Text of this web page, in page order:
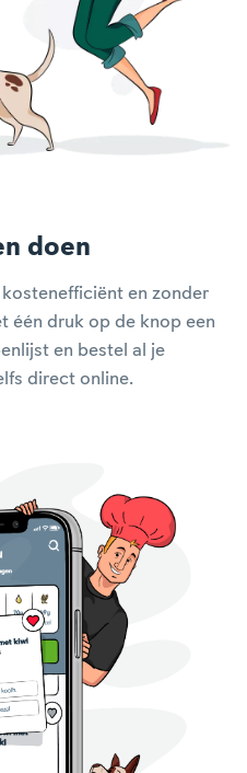
doen
en zonder
één druk op de knop een
en bestel al je
direct online.